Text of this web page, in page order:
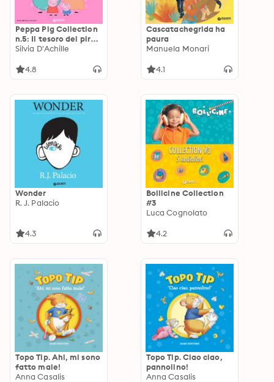
Peppa Pig Collection
n.5: Il tesoro dei pirati
e altre storie
Silvia D'Achille
4.8
Cascatachegrida ha
paura
Manuela Monari
4.1
Wonder
R. J. Palacio
4.3
Bollicine Collection
#3
Luca Cognolato
4.2
Topo Tip. Ahi, mi sono
fatto male!
Anna Casalis
Topo Tip. Ciao ciao,
pannolino!
Anna Casalis